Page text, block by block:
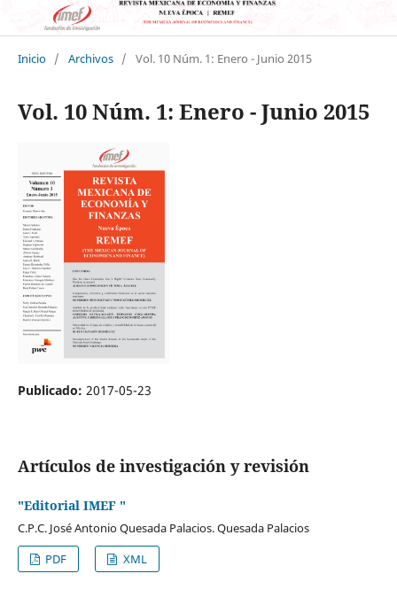
Inicio / Archivos / Vol. 10 Núm. 1: Enero - Junio 2015
Vol. 10 Núm. 1: Enero - Junio 2015
Publicado: 2017-05-23
Artículos de investigación y revisión
"Editorial IMEF "
C.P.C. José Antonio Quesada Palacios. Quesada Palacios
PDF
XML